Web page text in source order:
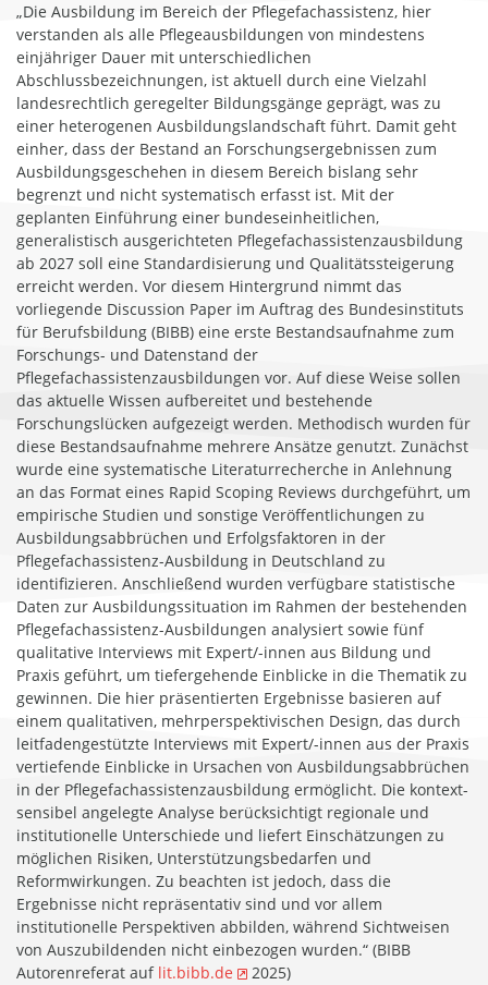
„Die Ausbildung im Bereich der Pflegefachassistenz, hier
verstanden als alle Pflegeausbildungen von mindestens
einjähriger Dauer mit unterschiedlichen
Abschlussbezeichnungen, ist aktuell durch eine Vielzahl
landesrechtlich geregelter Bildungsgänge geprägt, was zu
einer heterogenen Ausbildungslandschaft führt. Damit geht
einher, dass der Bestand an Forschungsergebnissen zum
Ausbildungsgeschehen in diesem Bereich bislang sehr
begrenzt und nicht systematisch erfasst ist. Mit der
geplanten Einführung einer bundeseinheitlichen,
generalistisch ausgerichteten Pflegefachassistenzausbildung
ab 2027 soll eine Standardisierung und Qualitätssteigerung
erreicht werden. Vor diesem Hintergrund nimmt das
vorliegende Discussion Paper im Auftrag des Bundesinstituts
für Berufsbildung (BIBB) eine erste Bestandsaufnahme zum
Forschungs- und Datenstand der
Pflegefachassistenzausbildungen vor. Auf diese Weise sollen
das aktuelle Wissen aufbereitet und bestehende
Forschungslücken aufgezeigt werden. Methodisch wurden für
diese Bestandsaufnahme mehrere Ansätze genutzt. Zunächst
wurde eine systematische Literaturrecherche in Anlehnung
an das Format eines Rapid Scoping Reviews durchgeführt, um
empirische Studien und sonstige Veröffentlichungen zu
Ausbildungsabbrüchen und Erfolgsfaktoren in der
Pflegefachassistenz-Ausbildung in Deutschland zu
identifizieren. Anschließend wurden verfügbare statistische
Daten zur Ausbildungssituation im Rahmen der bestehenden
Pflegefachassistenz-Ausbildungen analysiert sowie fünf
qualitative Interviews mit Expert/-innen aus Bildung und
Praxis geführt, um tiefergehende Einblicke in die Thematik zu
gewinnen. Die hier präsentierten Ergebnisse basieren auf
einem qualitativen, mehrperspektivischen Design, das durch
leitfadengestützte Interviews mit Expert/-innen aus der Praxis
vertiefende Einblicke in Ursachen von Ausbildungsabbrüchen
in der Pflegefachassistenzausbildung ermöglicht. Die kontext-
sensibel angelegte Analyse berücksichtigt regionale und
institutionelle Unterschiede und liefert Einschätzungen zu
möglichen Risiken, Unterstützungsbedarfen und
Reformwirkungen. Zu beachten ist jedoch, dass die
Ergebnisse nicht repräsentativ sind und vor allem
institutionelle Perspektiven abbilden, während Sichtweisen
von Auszubildenden nicht einbezogen wurden.“ (BIBB
Autorenreferat auf lit.bibb.de 2025)